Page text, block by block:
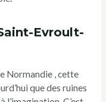
Evroult-
Normandie , cette
que des ruines